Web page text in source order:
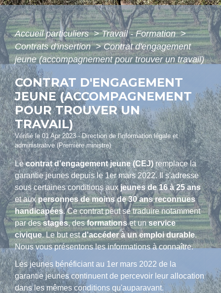
Accueil particuliers> Travail - Formation>
Contrats d'insertion> Contrat d'engagement
jeune (accompagnement pour trouver un travail)
CONTRAT D'ENGAGEMENT
JEUNE (ACCOMPAGNEMENT
POUR TROUVER UN
TRAVAIL)
Vérifié le 01 Apr 2023 - Direction de l'information légale et
administrative (Première ministre)
Lecontrat d'engagement jeune (CEJ)remplace la
garantie jeunes depuis le 1ermars 2022. Il s'adresse
sous certaines conditions auxjeunes de 16 à 25 ans
et auxpersonnes de moins de 30 ans reconnues
handicapées. Ce contrat peut se traduire notamment
par desstages, desformationset unservice
civique. Le but estd'accéder à un emploi durable.
Nous vous présentons les informations à connaître.
Les jeunes bénéficiant au 1er mars 2022 de la
garantie jeunes continuent de percevoir leur allocation
dans les mêmes conditions qu'auparavant.